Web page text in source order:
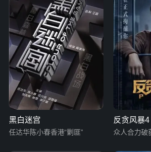
黑白迷宫
任达华陈小春香港“剿匪”
反贪风暴
众人合力破